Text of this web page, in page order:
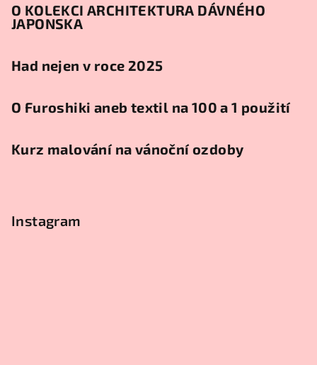
O KOLEKCI ARCHITEKTURA DÁVNÉHO
JAPONSKA
Had nejen v roce 2025
O Furoshiki aneb textil na 100 a 1 použití
Kurz malování na vánoční ozdoby
Instagram